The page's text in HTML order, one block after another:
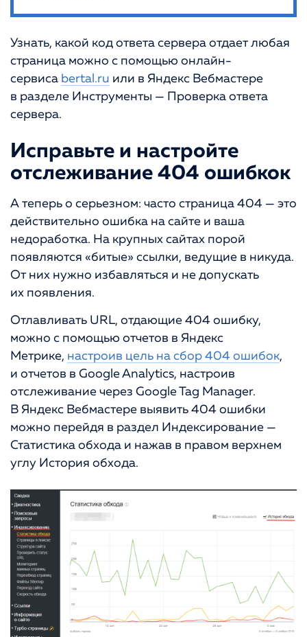
Узнать, какой код ответа сервера отдает любая
страница можно с помощью онлайн-
сервиса bertal.ru или в Яндекс Вебмастере
в разделе Инструменты — Проверка ответа
сервера.
Исправьте и настройте
отслеживание 404 ошибкок
А теперь о серьезном: часто страница 404 — это
действительно ошибка на сайте и ваша
недоработка. На крупных сайтах порой
появляются «битые» ссылки, ведущие в никуда.
От них нужно избавляться и не допускать
их появления.
Отлавливать URL, отдающие 404 ошибку,
можно с помощью отчетов в Яндекс
Метрике, настроив цель на сбор 404 ошибок,
и отчетов в Google Analytics, настроив
отслеживание через Google Tag Manager.
В Яндекс Вебмастере выявить 404 ошибки
можно перейдя в раздел Индексирование —
Статистика обхода и нажав в правом верхнем
углу История обхода.